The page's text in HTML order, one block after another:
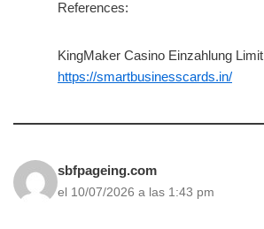
References:
KingMaker Casino Einzahlung Limit
https://smartbusinesscards.in/
sbfpageing.com
el 10/07/2026 a las 1:43 pm